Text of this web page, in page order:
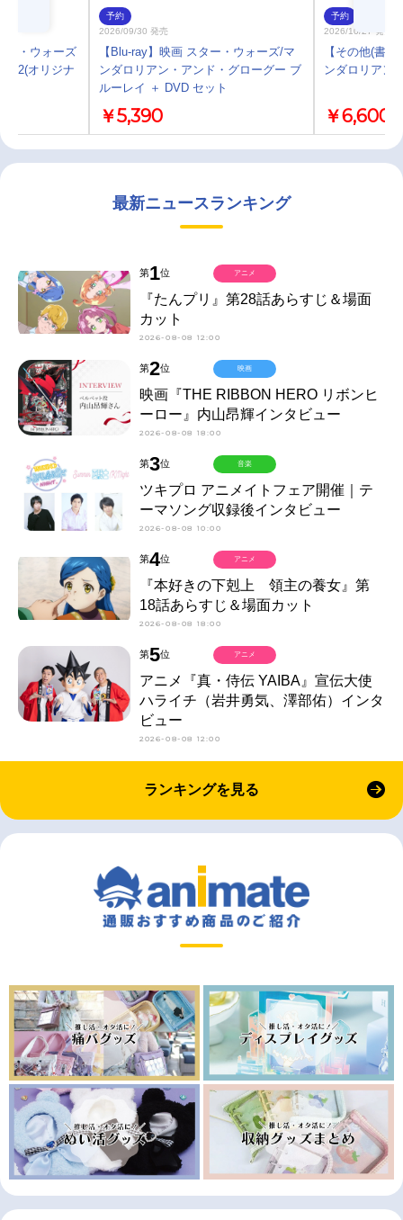
ー・ウォーズ
2(オリジナ
予約
2026/09/30 発売
【Blu-ray】映画 スター・ウォーズ/マ
ンダロリアン・アンド・グローグー ブ
ルーレイ ＋ DVD セット
￥5,390
予約
2026/10/27 発売
【その他(書
ンダロリアン
￥6,600
最新ニュースランキング
第1位
『たんプリ』第28話あらすじ＆場面
カット
2026-08-08 12:00
アニメ
第2位
映画『THE RIBBON HERO リボンヒ
ーロー』内山昂輝インタビュー
2026-08-08 18:00
映画
第3位
ツキプロ アニメイトフェア開催｜テ
ーマソング収録後インタビュー
2026-08-08 10:00
音楽
第4位
『本好きの下剋上 領主の養女』第
18話あらすじ＆場面カット
2026-08-08 18:00
アニメ
第5位
アニメ『真・侍伝 YAIBA』宣伝大使
ハライチ（岩井勇気、澤部佑）インタ
ビュー
2026-08-08 12:00
アニメ
ランキングを見る